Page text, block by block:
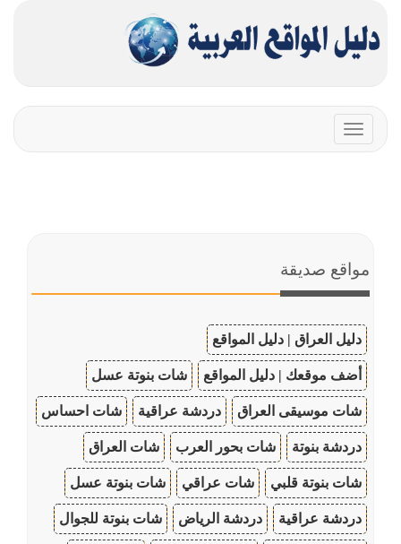
Toggle
navigation
مواقع صديقة
دليل العراق | دليل المواقع
أضف موقعك | دليل المواقع شات بنوتة عسل
شات موسيقى العراق دردشة عراقية شات احساس
دردشة بنوتة شات بحور العرب شات العراق
شات بنوتة قلبي شات عراقي شات بنوتة عسل
دردشة عراقية دردشة الرياض شات بنوتة للجوال